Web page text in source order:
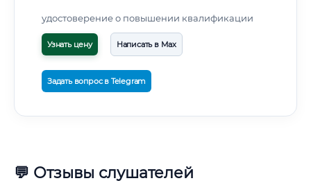
удостоверение о повышении квалификации
Узнать цену Написать в Max
Задать вопрос в Telegram
💬 Отзывы слушателей